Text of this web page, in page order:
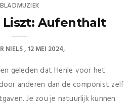
BLADMUZIEK
Liszt: Aufenthalt
NIELS 12 MEI 2024
geleden dat Henle voor het
anderen dan de componist zelf
Je zou je natuurlijk kunnen